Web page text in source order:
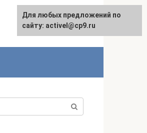
English
Для любых предложений по
сайту: activel@cp9.ru